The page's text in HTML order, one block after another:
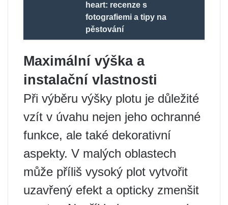
heart: recenze s
fotografiemi a tipy na
pěstování
Maximální výška a
instalační vlastnosti
Při výběru výšky plotu je důležité
vzít v úvahu nejen jeho ochranné
funkce, ale také dekorativní
aspekty. V malých oblastech
může příliš vysoký plot vytvořit
uzavřený efekt a opticky zmenšit